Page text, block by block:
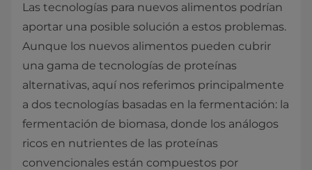
Las tecnologías para nuevos alimentos podrían
aportar una posible solución a estos problemas.
Aunque los nuevos alimentos pueden cubrir
una gama de tecnologías de proteínas
alternativas, aquí nos referimos principalmente
a dos tecnologías basadas en la fermentación: la
fermentación de biomasa, donde los análogos
ricos en nutrientes de las proteínas
convencionales están compuestos por